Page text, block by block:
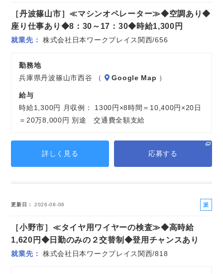
社
［丹波篠山市］≪マシンオペレーター≫◆空調あり◆
座り仕事あり◆8：30～17：30◆時給1,300円
就業先 株式会社日本ワークプレイス関西/656
勤務地
兵庫県丹波篠山市西谷 （
Google Map ）
給与
時給1,300円 月収例： 1300円×8時間＝10,400円×20日
＝20万8,000円 別途 交通費全額支給
詳しく見る 応募する
更新日 2026-08-06
派
［小野市］≪タイヤ用ワイヤーの検査≫◆高時給
1,620円◆日勤のみの２交替制◆登用チャンスあり
就業先 株式会社日本ワークプレイス関西/818